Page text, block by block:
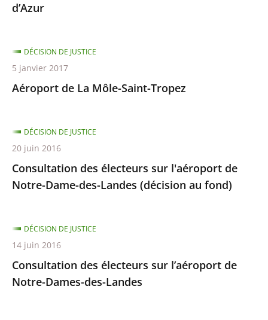
d’Azur
Aéroport de La Môle-Saint-Tropez
DÉCISION DE JUSTICE
5 janvier 2017
Consultation des électeurs sur l'aéroport de
Notre-Dame-des-Landes (décision au fond)
DÉCISION DE JUSTICE
20 juin 2016
Consultation des électeurs sur l’aéroport de
Notre-Dames-des-Landes
DÉCISION DE JUSTICE
14 juin 2016